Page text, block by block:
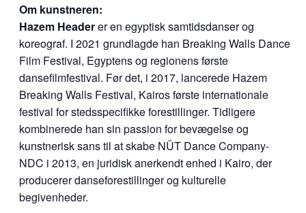
Om kunstneren:
Hazem Headerer en egyptisk samtidsdanser og
koreograf. I 2021 grundlagde han Breaking Walls Dance
Film Festival, Egyptens og regionens første
dansefilmfestival. Før det, i 2017, lancerede Hazem
Breaking Walls Festival, Kairos første internationale
festival for stedsspecifikke forestillinger. Tidligere
kombinerede han sin passion for bevægelse og
kunstnerisk sans til at skabe NÜT Dance Company-
NDC i 2013, en juridisk anerkendt enhed i Kairo, der
producerer danseforestillinger og kulturelle
begivenheder.